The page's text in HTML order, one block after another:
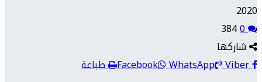
2020
0
شاركها
Facebook
WhatsApp Viber طباعة